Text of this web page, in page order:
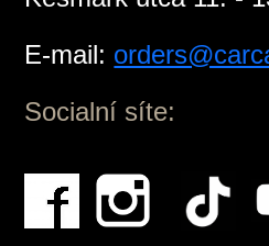
E-mail:
Socialní síte: